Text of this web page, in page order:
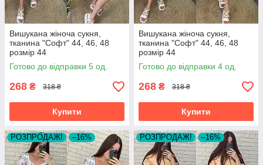
Вишукана жіноча сукня,
тканина "Софт" 44, 46, 48
розмір 44
Готово до відправки 5 од.
268 ₴ 318 ₴
Купити
Вишукана жіноча сукня,
тканина "Софт" 44, 46, 48
розмір 44
Готово до відправки 4 од.
268 ₴ 318 ₴
Купити
РОЗПРОДАЖ! –16% РОЗПРОДАЖ! –16%